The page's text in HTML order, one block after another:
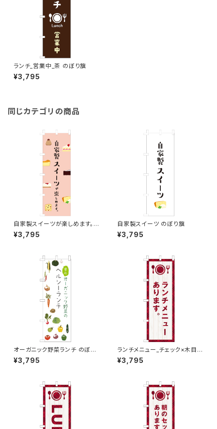
ランチ_営業中_茶 のぼり旗
¥3,795
同じカテゴリの商品
自家製スイーツが楽しめます。
ピンク のぼり旗
¥3,795
自家製スイーツ のぼり旗
¥3,795
オーガニック野菜ランチ のぼり
旗
¥3,795
ランチメニュー_チェック×木目
のぼり旗
¥3,795